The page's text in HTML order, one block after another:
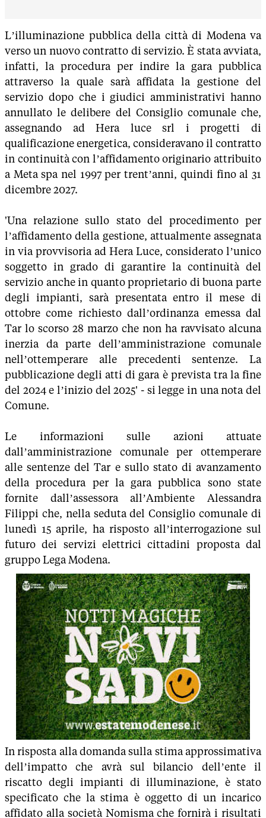
L’illuminazione pubblica della città di Modena va
verso un nuovo contratto di servizio. È stata avviata,
infatti, la procedura per indire la gara pubblica
attraverso la quale sarà affidata la gestione del
servizio dopo che i giudici amministrativi hanno
annullato le delibere del Consiglio comunale che,
assegnando ad Hera luce srl i progetti di
qualificazione energetica, consideravano il contratto
in continuità con l’affidamento originario attribuito
a Meta spa nel 1997 per trent’anni, quindi fino al 31
dicembre 2027.
'Una relazione sullo stato del procedimento per
l’affidamento della gestione, attualmente assegnata
in via provvisoria ad Hera Luce, considerato l’unico
soggetto in grado di garantire la continuità del
servizio anche in quanto proprietario di buona parte
degli impianti, sarà presentata entro il mese di
ottobre come richiesto dall’ordinanza emessa dal
Tar lo scorso 28 marzo che non ha ravvisato alcuna
inerzia da parte dell’amministrazione comunale
nell’ottemperare alle precedenti sentenze. La
pubblicazione degli atti di gara è prevista tra la fine
del 2024 e l’inizio del 2025' - si legge in una nota del
Comune.
Le informazioni sulle azioni attuate
dall’amministrazione comunale per ottemperare
alle sentenze del Tar e sullo stato di avanzamento
della procedura per la gara pubblica sono state
fornite dall’assessora all’Ambiente Alessandra
Filippi che, nella seduta del Consiglio comunale di
lunedì 15 aprile, ha risposto all’interrogazione sul
futuro dei servizi elettrici cittadini proposta dal
gruppo Lega Modena.
In risposta alla domanda sulla stima approssimativa
dell’impatto che avrà sul bilancio dell’ente il
riscatto degli impianti di illuminazione, è stato
specificato che la stima è oggetto di un incarico
affidato alla società Nomisma che fornirà i risultati